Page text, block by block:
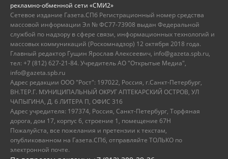
рекламно-обменной сети «СМИ2»
Сетевое издание Газета.СПб Регистрационный номер средства
массовой информации Эл № ФС77-73908 выдан Федеральной
службой по надзору в сфере связи, информационных технологий и
массовых коммуникаций (Роскомнадзор) 12 октября 2018 года.
Главный редактор Гущин Ярослав Алексеевич, info@gazeta.spb.ru,
тел: +7 (812) 627-21-84. Учредитель АО "Открытые Медиа",
info@gazeta.spb.ru
Адрес редакции ООО "Рост": 197022, Россия, г.Санкт-Петербург,
ВН.ТЕР.Г. МУНИЦИПАЛЬНЫЙ ОКРУГ АПТЕКАРСКИЙ ОСТРОВ, УЛ
ЧАПЫГИНА, Д. 6 ЛИТЕРА П, ОФИС 316
Адрес учредителя: 197374, Россия, Санкт-Петербург, Торфяная
дорога, дом 17, корпус 6, строение 1, помещение 67Н
Пожалуйста, все пожелания и претензии к текстам,
опубликованном на Газета.СПб, отправляйте ТОЛЬКО по
электронной почте.